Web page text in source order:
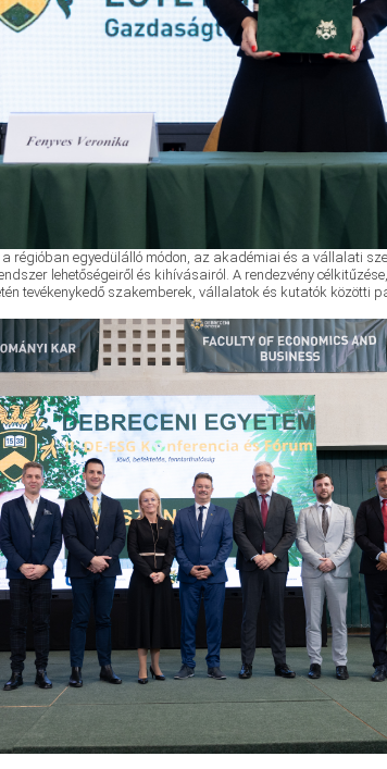
a régióban egyedülálló módon, az akadémiai és a vállalati
lehetőségeiről és kihívásairól. A rendezvény
tevékenykedő szakemberek, vállalatok és kutatók közötti